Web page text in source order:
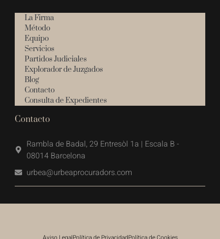
La Firma
Método
Equipo
Servicios
Partidos Judiciales
Explorador de Juzgados
Blog
Contacto
Consulta de Expedientes
Contacto
Rambla de Badal, 29 Entresòl 1a | Escala B -
08014 Barcelona
urbea@urbeaprocuradors.com